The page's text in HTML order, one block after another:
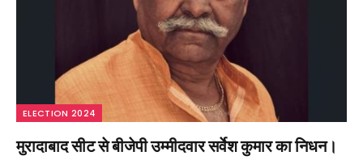
ELECTION 2024
मुरादाबाद सीट से बीजेपी उम्मीदवार सर्वेश कुमार का निधन।